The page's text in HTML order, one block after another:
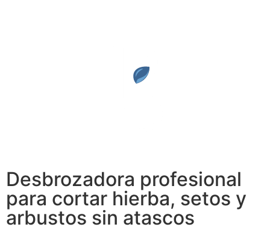
Desbrozadora profesional
para cortar hierba, setos y
arbustos sin atascos